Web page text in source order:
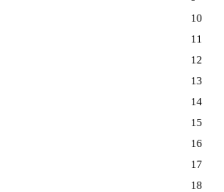
10
11
12
13
14
15
16
17
18